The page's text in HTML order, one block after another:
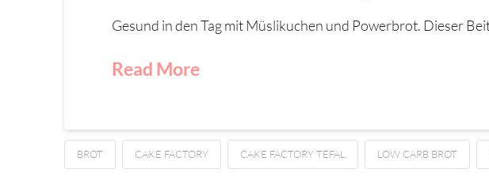
Gesund in den Tag mit Müslikuchen und Powerbrot. Dieser
Read More
BROT CAKE FACTORY CAKE FACTORY TEFAL LOW CARB BROT